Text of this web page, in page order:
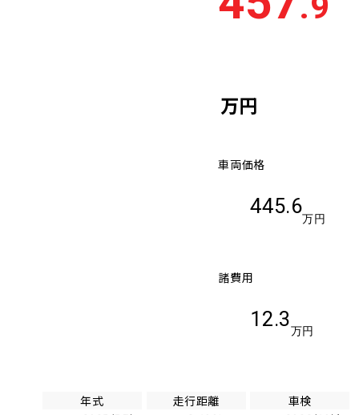
万円
車両価格
445.6
万円
諸費用
12.3
万円
年式
走行距離
車検